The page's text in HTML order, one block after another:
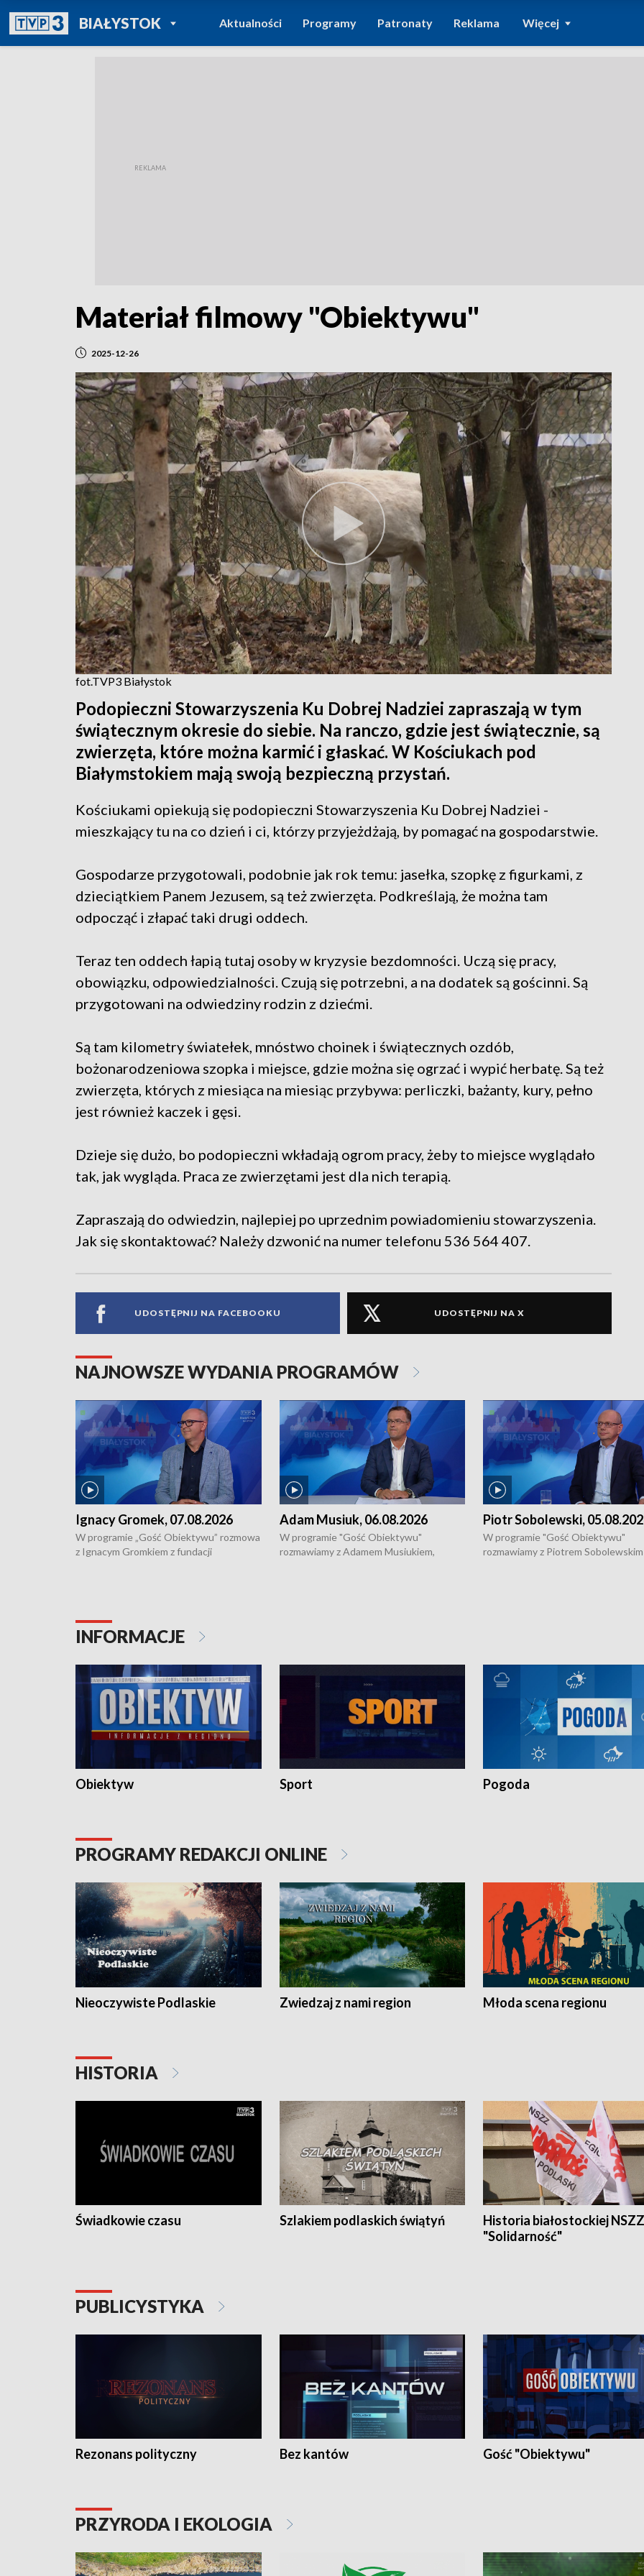
BIAŁYSTOKPOWRÓT DO
TVP REGIONY
Aktualności Programy Patronaty Reklama Więcej
Materiał filmowy "Obiektywu"
2025-12-26
fot.TVP3 Białystok
Podopieczni Stowarzyszenia Ku Dobrej Nadziei zapraszają w tym
świątecznym okresie do siebie. Na ranczo, gdzie jest świątecznie, są
zwierzęta, które można karmić i głaskać. W Kościukach pod
Białymstokiem mają swoją bezpieczną przystań.
Kościukami opiekują się podopieczni Stowarzyszenia Ku Dobrej Nadziei -
mieszkający tu na co dzień i ci, którzy przyjeżdżają, by pomagać na gospodarstwie.
Gospodarze przygotowali, podobnie jak rok temu: jasełka, szopkę z figurkami, z
dzieciątkiem Panem Jezusem, są też zwierzęta. Podkreślają, że można tam
odpocząć i złapać taki drugi oddech.
Teraz ten oddech łapią tutaj osoby w kryzysie bezdomności. Uczą się pracy,
obowiązku, odpowiedzialności. Czują się potrzebni, a na dodatek są gościnni. Są
przygotowani na odwiedziny rodzin z dziećmi.
Są tam kilometry światełek, mnóstwo choinek i świątecznych ozdób,
bożonarodzeniowa szopka i miejsce, gdzie można się ogrzać i wypić herbatę. Są też
zwierzęta, których z miesiąca na miesiąc przybywa: perliczki, bażanty, kury, pełno
jest również kaczek i gęsi.
Dzieje się dużo, bo podopieczni wkładają ogrom pracy, żeby to miejsce wyglądało
tak, jak wygląda. Praca ze zwierzętami jest dla nich terapią.
Zapraszają do odwiedzin, najlepiej po uprzednim powiadomieniu stowarzyszenia.
Jak się skontaktować? Należy dzwonić na numer telefonu 536 564 407.
UDOSTĘPNIJ NA FACEBOOKU UDOSTĘPNIJ NA X
NAJNOWSZE WYDANIA PROGRAMÓW
Ignacy Gromek, 07.08.2026
W programie „Gość Obiektywu” rozmowa
z Ignacym Gromkiem z fundacji
Adam Musiuk, 06.08.2026
W programie "Gość Obiektywu"
rozmawiamy z Adamem Musiukiem,
Piotr Sobolewski,
W programie "Gość Obiektywu"
rozmawiamy z Piotrem
INFORMACJE
Obiektyw Sport Pogoda
PROGRAMY REDAKCJI ONLINE
Nieoczywiste Podlaskie Zwiedzaj z nami region Młoda scena regionu
HISTORIA
Świadkowie czasu Szlakiem podlaskich świątyń
Historia białostockiej NSZZ
"Solidarność"
PUBLICYSTYKA
Rezonans polityczny Bez kantów Gość "Obiektywu"
PRZYRODA I EKOLOGIA